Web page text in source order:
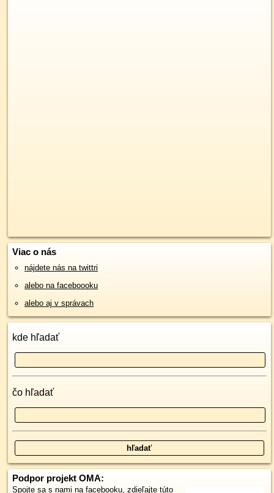
Viac o nás
nájdete nás na twittri
alebo na faceboooku
alebo aj v správach
kde hľadať
čo hľadať
Podpor projekt OMA:
Spojte sa s nami na facebooku, zdieľajte túto